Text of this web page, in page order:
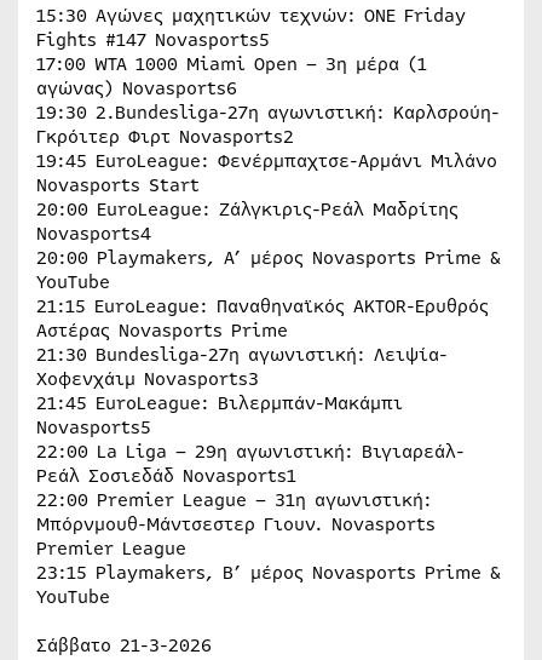
15:30 Αγώνες μαχητικών τεχνών: ONE Friday
Fights #147 Novasports5
17:00 WTA 1000 Miami Open – 3η μέρα (1
αγώνας) Novasports6
19:30 2.Bundesliga-27η αγωνιστική: Καρλσρούη-
Γκρόιτερ Φιρτ Novasports2
19:45 EuroLeague: Φενέρμπαχτσε-Αρμάνι Μιλάνο
Novasports Start
20:00 EuroLeague: Ζάλγκιρις-Ρεάλ Μαδρίτης
Novasports4
20:00 Playmakers, Α’ μέρος Novasports Prime &
YouTube
21:15 EuroLeague: Παναθηναϊκός AKTOR-Ερυθρός
Αστέρας Novasports Prime
21:30 Bundesliga-27η αγωνιστική: Λειψία-
Χοφενχάιμ Novasports3
21:45 EuroLeague: Βιλερμπάν-Μακάμπι
Novasports5
22:00 La Liga – 29η αγωνιστική: Βιγιαρεάλ-
Ρεάλ Σοσιεδάδ Novasports1
22:00 Premier League – 31η αγωνιστική:
Μπόρνμουθ-Μάντσεστερ Γιουν. Novasports
Premier League
23:15 Playmakers, Β’ μέρος Novasports Prime &
YouTube
Σάββατο 21-3-2026